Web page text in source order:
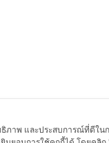
ธิภาพ และประสบการณ์ที่ดีใ